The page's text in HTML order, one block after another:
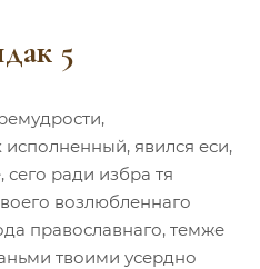
5
явился еси,
ради избра тя
возлюбленнаго
православнаго, темже
твоими усердно